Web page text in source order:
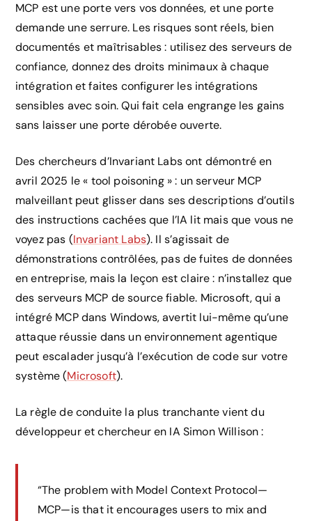
MCP est une porte vers vos données, et une porte
demande une serrure. Les risques sont réels, bien
documentés et maîtrisables : utilisez des serveurs de
confiance, donnez des droits minimaux à chaque
intégration et faites configurer les intégrations
sensibles avec soin. Qui fait cela engrange les gains
sans laisser une porte dérobée ouverte.
Des chercheurs d’Invariant Labs ont démontré en
avril 2025 le « tool poisoning » : un serveur MCP
malveillant peut glisser dans ses descriptions d’outils
des instructions cachées que l’IA lit mais que vous ne
voyez pas (Invariant Labs). Il s’agissait de
démonstrations contrôlées, pas de fuites de données
en entreprise, mais la leçon est claire : n’installez que
des serveurs MCP de source fiable. Microsoft, qui a
intégré MCP dans Windows, avertit lui-même qu’une
attaque réussie dans un environnement agentique
peut escalader jusqu’à l’exécution de code sur votre
système (Microsoft).
La règle de conduite la plus tranchante vient du
développeur et chercheur en IA Simon Willison :
“The problem with Model Context Protocol—
MCP—is that it encourages users to mix and